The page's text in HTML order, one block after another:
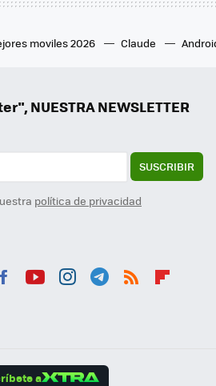
moviles 2026 Claude
NUESTRA NEWSLETTER
SUSCRIBIR
política de privacidad
a